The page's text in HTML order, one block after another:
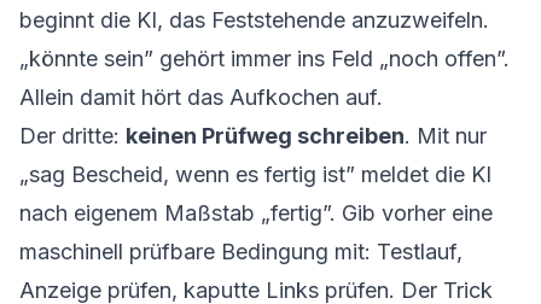
beginnt die KI, das Feststehende anzuzweifeln.
„könnte sein” gehört immer ins Feld „noch offen”.
Allein damit hört das Aufkochen auf.
Der dritte: keinen Prüfweg schreiben. Mit nur
„sag Bescheid, wenn es fertig ist” meldet die KI
nach eigenem Maßstab „fertig”. Gib vorher eine
maschinell prüfbare Bedingung mit: Testlauf,
Anzeige prüfen, kaputte Links prüfen. Der Trick